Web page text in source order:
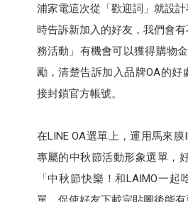
浦家電這次從「歡迎詞」就設
時告訴新加入的好友，我們會
務活動」有機會可以獲得購物金
勵，清楚告訴加入品牌OA的好
接封鎖官方帳號。
在LINE OA選單上，運用馬來
專屬的中秋節活動形象選單，
「中秋節快樂！和LAIMO一起